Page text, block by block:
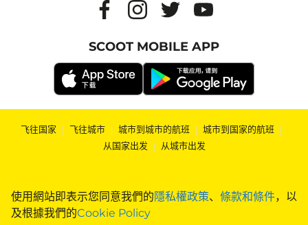
使用網站即表示您同意我們的隱私權政策、 條款和條件，以
及根據我們的Cookie Policy
SCOOT MOBILE APP
飞往国家 | 飞往城市 | 城市到城市的航班 | 城市到国家的航班 |
从国家出发 | 从城市出发